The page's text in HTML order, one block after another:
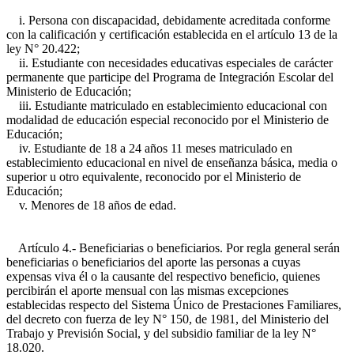
i. Persona con discapacidad, debidamente acreditada conforme
con la calificación y certificación establecida en el artículo 13 de la
ley N° 20.422;
ii. Estudiante con necesidades educativas especiales de carácter
permanente que participe del Programa de Integración Escolar del
Ministerio de Educación;
iii. Estudiante matriculado en establecimiento educacional con
modalidad de educación especial reconocido por el Ministerio de
Educación;
iv. Estudiante de 18 a 24 años 11 meses matriculado en
establecimiento educacional en nivel de enseñanza básica, media o
superior u otro equivalente, reconocido por el Ministerio de
Educación;
v. Menores de 18 años de edad.
Artículo 4.- Beneficiarias o beneficiarios. Por regla general serán
beneficiarias o beneficiarios del aporte las personas a cuyas
expensas viva él o la causante del respectivo beneficio, quienes
percibirán el aporte mensual con las mismas excepciones
establecidas respecto del Sistema Único de Prestaciones Familiares,
del decreto con fuerza de ley N° 150, de 1981, del Ministerio del
Trabajo y Previsión Social, y del subsidio familiar de la ley N°
18.020.